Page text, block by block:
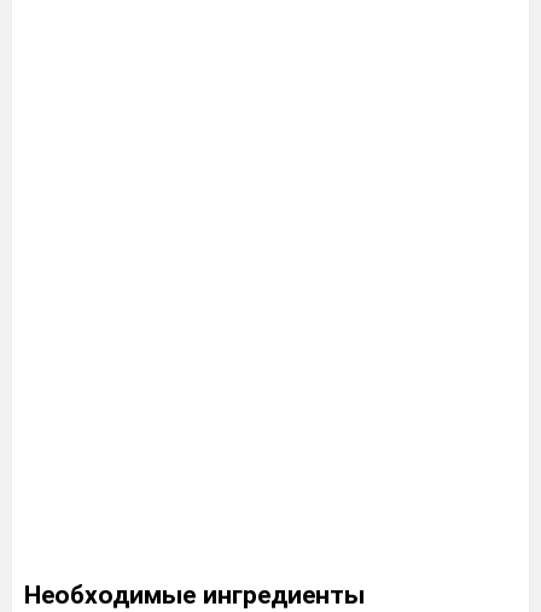
Необходимые ингредиенты